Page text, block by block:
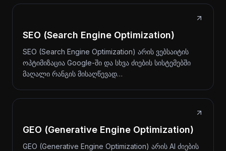
SEO (Search Engine Optimization)
SEO (Search Engine Optimization) არის ვებსაიტის
ოპტიმიზაცია Google-ში და სხვა ძიების სისტემებში
მაღალი რანგის მისაღწევად…
GEO (Generative Engine Optimization)
GEO (Generative Engine Optimization) არის AI ძიების